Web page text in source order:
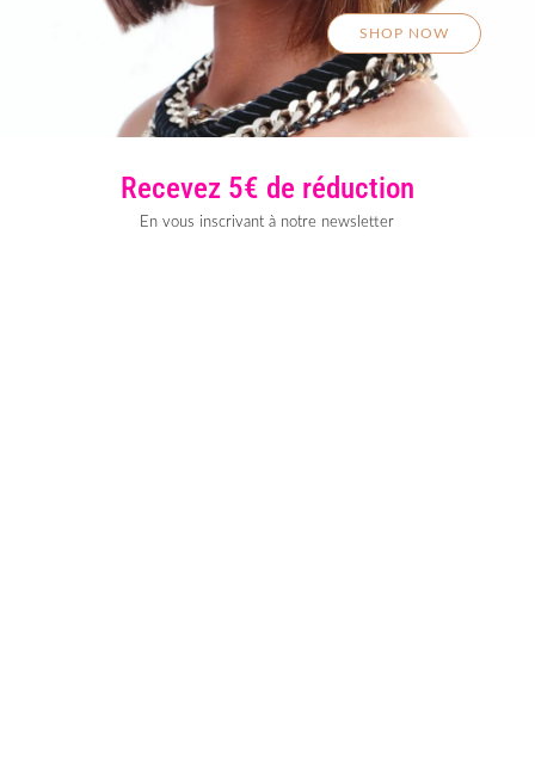
SHOP NOW
Recevez 5€ de réduction
En vous inscrivant à notre newsletter